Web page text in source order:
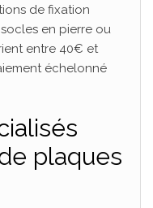
de fixation
en pierre ou
entre 40€ et
échelonné
plaques